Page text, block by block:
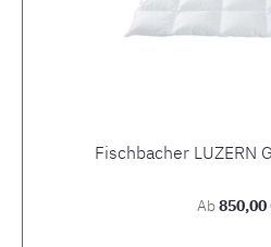
Fischbacher LUZERN
Regulärer
Ab850,00